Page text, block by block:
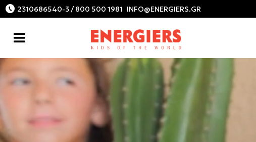
2310686540-3 / 800 500 1981